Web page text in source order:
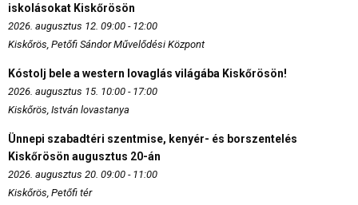
iskolásokat Kiskőrösön
2026. augusztus 12. 09:00 - 12:00
Kiskőrös, Petőfi Sándor Művelődési Központ
Kóstolj bele a western lovaglás világába Kiskőrösön!
2026. augusztus 15. 10:00 - 17:00
Kiskőrös, István lovastanya
Ünnepi szabadtéri szentmise, kenyér- és borszentelés
Kiskőrösön augusztus 20-án
2026. augusztus 20. 09:00 - 11:00
Kiskőrös, Petőfi tér